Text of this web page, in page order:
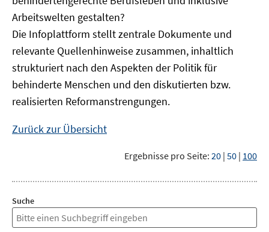
Arbeitswelten gestalten?
Die Infoplattform stellt zentrale Dokumente und
relevante Quellenhinweise zusammen, inhaltlich
strukturiert nach den Aspekten der Politik für
behinderte Menschen und den diskutierten bzw.
realisierten Reformanstrengungen.
Zurück zur Übersicht
Ergebnisse pro Seite: 20 | 50 | 100
Suche